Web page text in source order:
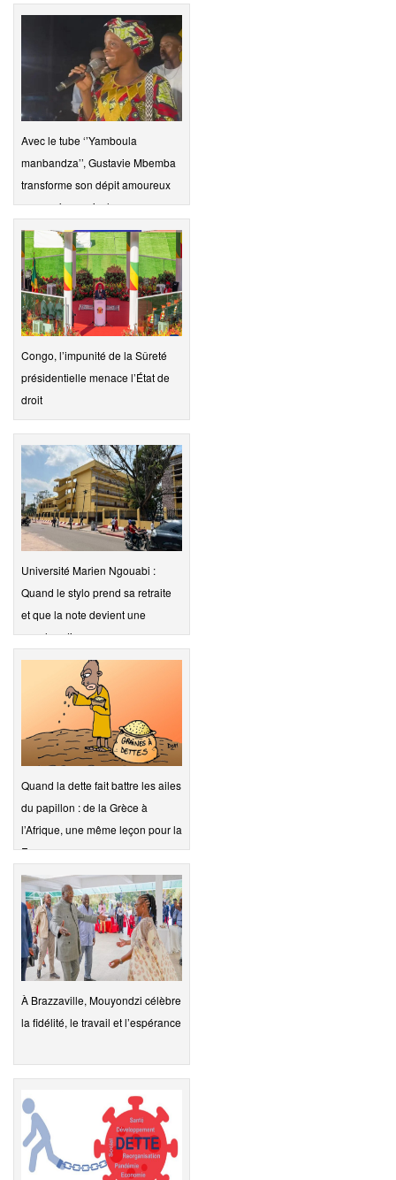
Avec le tube ‘’Yamboula
manbandza’’, Gustavie Mbemba
transforme son dépit amoureux
en succès musical
Congo, l’impunité de la Sûreté
présidentielle menace l’État de
droit
Université Marien Ngouabi :
Quand le stylo prend sa retraite
et que la note devient une
marchandise
Quand la dette fait battre les ailes
du papillon : de la Grèce à
l’Afrique, une même leçon pour la
F…
À Brazzaville, Mouyondzi célèbre
la fidélité, le travail et l’espérance